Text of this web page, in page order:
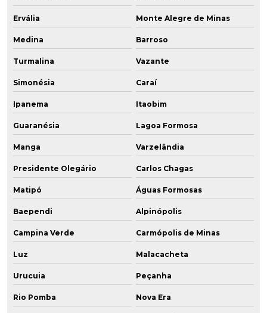
Ervália Monte Alegre de Minas
Medina Barroso
Turmalina Vazante
Simonésia Caraí
Ipanema Itaobim
Guaranésia Lagoa Formosa
Manga Varzelândia
Presidente Olegário Carlos Chagas
Matipó Águas Formosas
Baependi Alpinópolis
Campina Verde Carmópolis de Minas
Luz Malacacheta
Urucuia Peçanha
Rio Pomba Nova Era